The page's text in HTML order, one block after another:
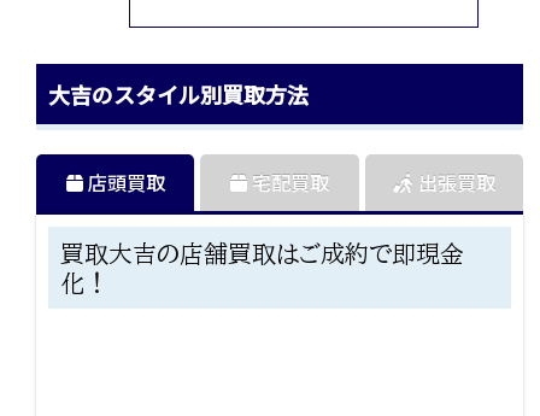
大吉のスタイル別買取方法
店頭買取
買取大吉の店舗買取はご成約で即現金
化！
宅配買取 出張買取